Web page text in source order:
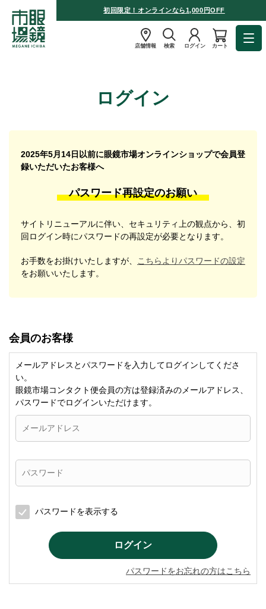
初回限定！オンラインなら1,000円OFF
店舗情報 検索 ログイン カート
ログイン
2025年5月14日以前に眼鏡市場オンラインショップで会員登
録いただいたお客様へ
パスワード再設定のお願い
サイトリニューアルに伴い、セキュリティ上の観点から、初
回ログイン時にパスワードの再設定が必要となります。
お手数をお掛けいたしますが、
こちらよりパスワードの設定
をお願いいたします。
会員のお客様
メールアドレスとパスワードを入力してログインしてくださ
い。
眼鏡市場コンタクト便会員の方は登録済みのメールアドレス、
パスワードでログインいただけます。
パスワードを表示する
パスワードをお忘れの方はこちら